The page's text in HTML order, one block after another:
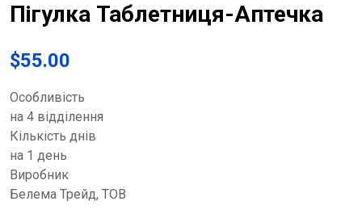
Пігулка Таблетниця-Аптечка
$55.00
Особливість
на 4 відділення
Кількість днів
на 1 день
Виробник
Белема Трейд, ТОВ